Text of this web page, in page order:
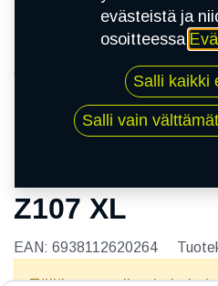
215/55R16 93V
Z107 XL
EAN: 6938112620264
evästeistä ja
osoitteessa
Salli kaikki
Salli vain